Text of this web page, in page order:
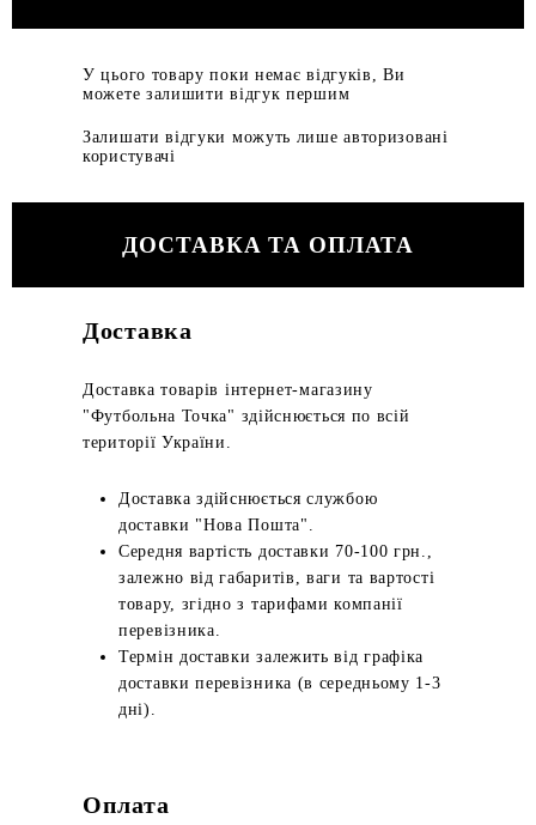
У цього товару поки немає відгуків, Ви
можете залишити відгук першим
Залишати відгуки можуть лише авторизовані
користувачі
ДОСТАВКА ТА ОПЛАТА
Доставка
Доставка товарів інтернет-магазину
"Футбольна Точка" здійснюється по всій
території України.
Доставка здійснюється службою
доставки "Нова Пошта".
Середня вартість доставки 70-100 грн.,
залежно від габаритів, ваги та вартості
товару, згідно з тарифами компанії
перевізника.
Термін доставки залежить від графіка
доставки перевізника (в середньому 1-3
дні).
Оплата